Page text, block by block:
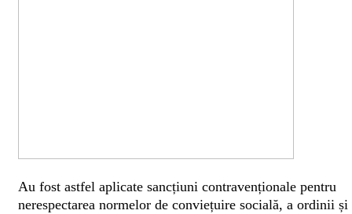
Au fost astfel aplicate sancțiuni contravenționale pentru
nerespectarea normelor de conviețuire socială, a ordinii și